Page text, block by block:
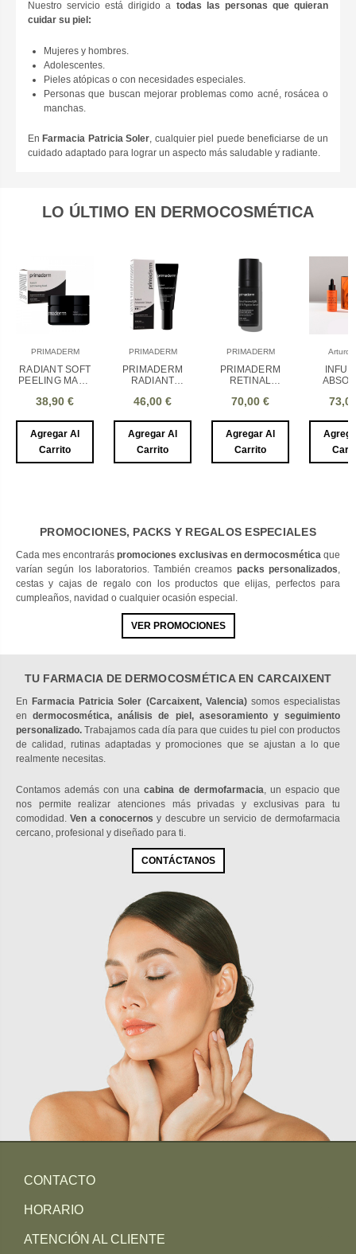
Nuestro servicio está dirigido a todas las personas que quieran
cuidar su piel:
Mujeres y hombres.
Adolescentes.
Pieles atópicas o con necesidades especiales.
Personas que buscan mejorar problemas como acné, rosácea o
manchas.
En Farmacia Patricia Soler, cualquier piel puede beneficiarse de un
cuidado adaptado para lograr un aspecto más saludable y radiante.
LO ÚLTIMO EN DERMOCOSMÉTICA
PRIMADERM
RADIANT SOFT
PEELING MASK
38,90 €
Agregar Al
Carrito
PRIMADERM
PRIMADERM
RADIANT
SERUM
46,00 €
Agregar Al
Carrito
PRIMADERM
PRIMADERM
RETINAL
GROWTH
PEPTIDE
SERUM 1
ENVASE 30 ml
70,00 €
Agregar Al
Carrito
Arturo
PROMOCIONES, PACKS Y REGALOS ESPECIALES
Cada mes encontrarás promociones exclusivas en dermocosmética que
varían según los laboratorios. También creamos packs personalizados
cestas y cajas de regalo con los productos que elijas, perfectos para
cumpleaños, navidad o cualquier ocasión especial.
VER PROMOCIONES
TU FARMACIA DE DERMOCOSMÉTICA EN CARCAIXENT
EnFarmacia Patricia Soler (Carcaixent, Valencia)somos especialistas
endermocosmética, análisis de piel, asesoramiento y seguimiento
personalizado. Trabajamos cada día para que cuides tu piel con productos
de calidad, rutinas adaptadas y promociones que se ajustan a lo que
realmente necesitas.
Contamos además con unacabina de dermofarmacia , un espacio que
nos permite realizar atenciones más privadas y exclusivas para tu
comodidad.Ven a conocernos y descubre un servicio de dermofarmacia
cercano, profesional y diseñado para ti.
CONTÁCTANOS
CONTACTO
HORARIO
ATENCIÓN AL CLIENTE